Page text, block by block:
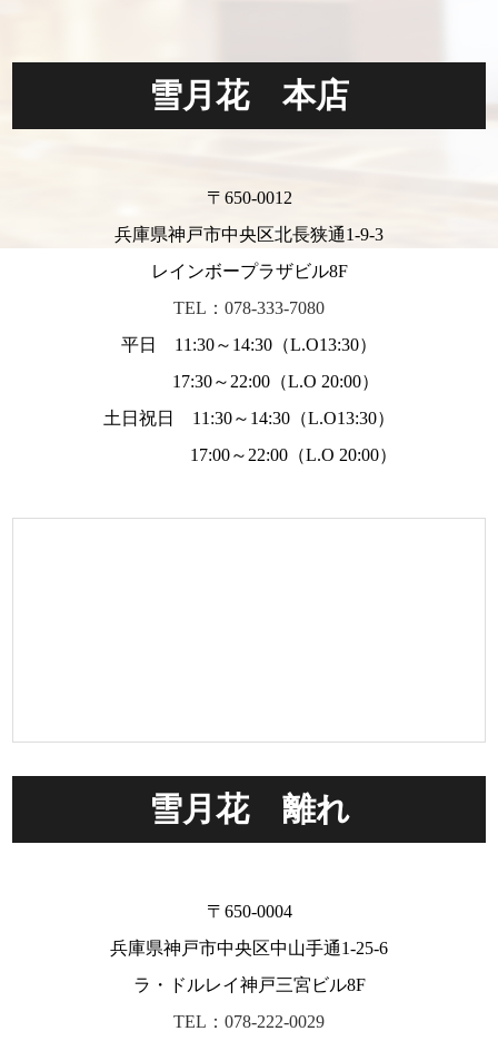
雪月花 本店
〒650-0012
兵庫県神戸市中央区北長狭通1-9-3
レインボープラザビル8F
TEL：078-333-7080
平日 11:30～14:30（L.O13:30）
17:30～22:00（L.O 20:00）
土日祝日 11:30～14:30（L.O13:30）
17:00～22:00（L.O 20:00）
雪月花 離れ
〒650-0004
兵庫県神戸市中央区中山手通1-25-6
ラ・ドルレイ神戸三宮ビル8F
TEL：078-222-0029